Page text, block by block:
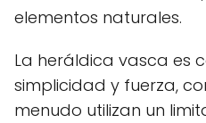
elementos naturales.
La heráldica vasca es
simplicidad y fuerza,
menudo utilizan un